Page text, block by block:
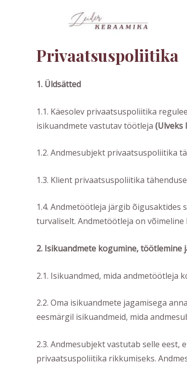
Privaatsuspoliitika
1. Üldsätted
1.1. Käesolev privaatsuspoliitika
isikuandmete vastutav töötleja (Ulveks
1.2. Andmesubjekt privaatsuspoliitika
1.3. Klient privaatsuspoliitika
1.4. Andmetöötleja järgib
turvaliselt. Andmetöötleja on
2. Isikuandmete kogumine, töötlemine
2.1. Isikuandmed, mida
2.2. Oma isikuandmete jagamisega
eesmärgil isikuandmeid, mida
2.3. Andmesubjekt vastutab selle
privaatsuspoliitika rikkumiseks.